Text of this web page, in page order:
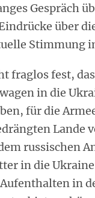
Gespräch
über
Stimmung
fraglos fest,
in die
für die
Lande
russischen
in die
in